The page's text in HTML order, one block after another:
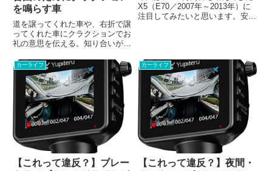
を鳴らす車
道を譲ってくれた車や、右折で譲
ってくれた車にクラクションでお
礼の意思を伝える。知り合いがい
合図のためにクラクションを鳴ら
す。こんな車、よく見かけますよ
ね？これって違反なんでしょう
か？これって違反？シリーズでは
交...
X5（E70／2007年～2013年）に
注目してみたいと思います。安く
カーライフ
【これって違反？】ブレー
カーライフ
【これって違反？】夜間・